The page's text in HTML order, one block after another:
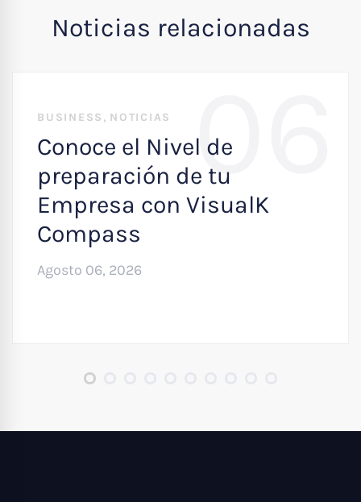
Noticias relacionadas
06
BUSINESS , NOTICIAS
Conoce el Nivel de
preparación de tu
Empresa con VisualK
Compass
Agosto 06, 2026